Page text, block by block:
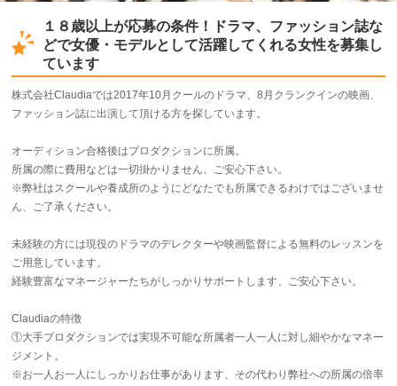
１８歳以上が応募の条件！ドラマ、ファッション誌な
どで女優・モデルとして活躍してくれる女性を募集し
ています
株式会社Claudiaでは2017年10月クールのドラマ、8月クランクインの映画、
ファッション誌に出演して頂ける方を探しています。
オーディション合格後はプロダクションに所属。
所属の際に費用などは一切掛かりません、ご安心下さい。
※弊社はスクールや養成所のようにどなたでも所属できるわけではございませ
ん、ご了承ください。
未経験の方には現役のドラマのデレクターや映画監督による無料のレッスンを
ご用意しています。
経験豊富なマネージャーたちがしっかりサポートします、ご安心下さい。
Claudiaの特徴
①大手プロダクションでは実現不可能な所属者一人一人に対し細やかなマネー
ジメント。
※お一人お一人にしっかりお仕事があります、その代わり弊社への所属の倍率